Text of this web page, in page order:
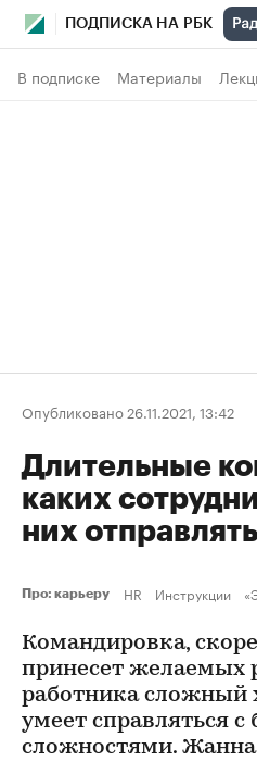
ПОДПИСКА НА РБК
В подписке Материалы
Опубликовано 26.11.2021, 13:42
Длительные
каких
них отправлять
Про: карьеру HR Инструкции
Командировка,
принесет желаемых
работника сложный
умеет справляться
сложностями.